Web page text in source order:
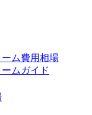
ム費用相場
ムガイド